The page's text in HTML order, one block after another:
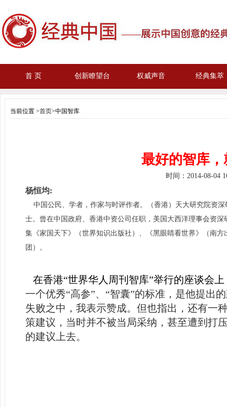
首 页 创新瞭望台 权威声音 经典集萃
当前位置 >首页>中国智库
最好的智库
时间： 2014-08-04
杨恒均:
中国公民、学者，作家与时评作者。（香港）天大研究院资
士。曾在中国政府、香港中资公司任职，美国大西洋理事会资
集《家国天下》（世界知识出版社）、《黑眼睛看世界》（南
团）。
在香港“世界华人周刊智库”举行的座谈会
一个优秀“高参”、“智囊”的标准，是他提出
失败之中，我表示赞成。但也指出，还有一
策建议，当时并不被当局采纳，甚至遭到打
的建议上去。